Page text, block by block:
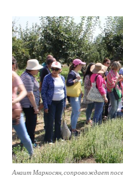
Анаит Маркосян, сопровождает